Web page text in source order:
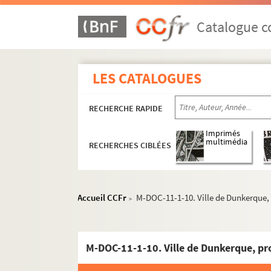
Catalogue
LES CATALOGUES
RECHERCHE RAPIDE
RECHERCHES CIBLÉES
Imprimés
multimédia
Accueil CCFr > M-DOC-11-1-10. Ville de
M-DOC-1. Documents historiques lillois